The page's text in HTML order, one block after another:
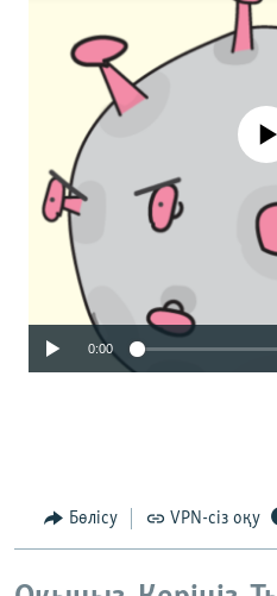
No media
0:00
Бөлісу VPN-сіз оқу